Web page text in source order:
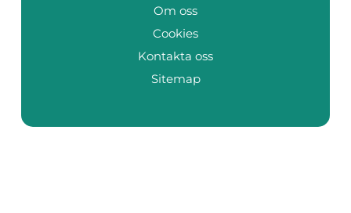
Om oss
Cookies
Kontakta oss
Sitemap